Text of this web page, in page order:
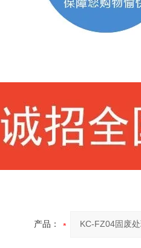
产品：